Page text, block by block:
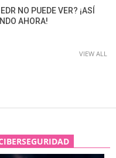
NO PUEDE VER? ¡ASÍ
AHORA!
VIEW ALL